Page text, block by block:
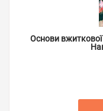
Основи вжиткової